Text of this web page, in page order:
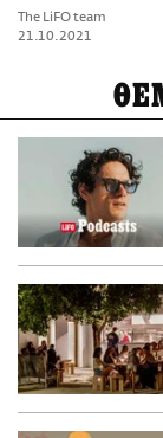
The LiFO team
21.10.2021